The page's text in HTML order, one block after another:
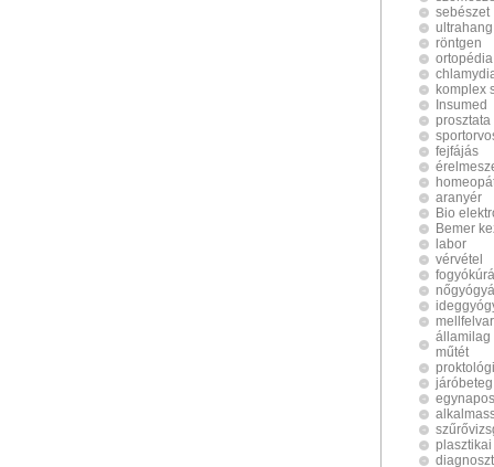
sebészet
ultrahang
röntgen
ortopédia
komplex
Insumed
fejfájás
aranyér
Bio
Bemer
labor
vérvétel
államilag
műtét